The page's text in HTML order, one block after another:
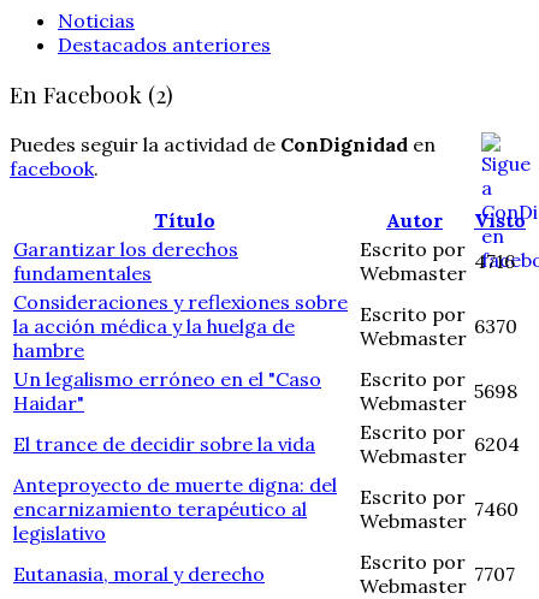
Noticias
Destacados anteriores
En Facebook (2)
Puedes seguir la actividad de ConDignidad en
facebook.
Título Autor
Visto
Garantizar los derechos
fundamentales
Escrito por
Webmaster 4716
Consideraciones y reflexiones sobre
la acción médica y la huelga de
hambre
Escrito por
Webmaster 6370
Un legalismo erróneo en el "Caso
Haidar"
Escrito por
Webmaster 5698
El trance de decidir sobre la vida
Escrito por
Webmaster 6204
Anteproyecto de muerte digna: del
encarnizamiento terapéutico al
legislativo
Escrito por
Webmaster 7460
Eutanasia, moral y derecho
Escrito por
Webmaster 7707